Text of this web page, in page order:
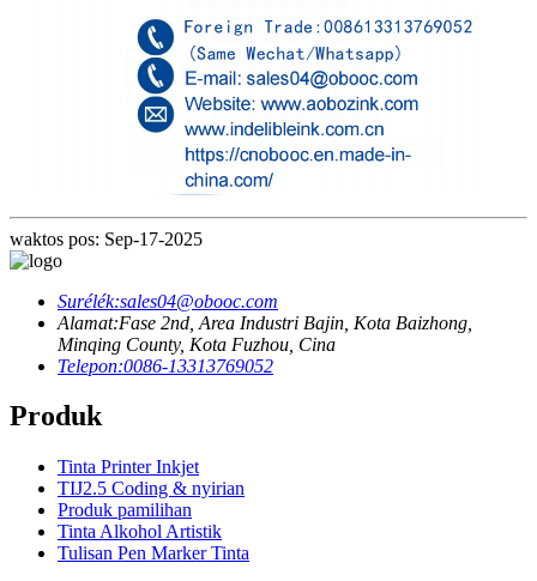
waktos pos: Sep-17-2025
Surélék:sales04@obooc.com
Alamat:Fase 2nd, Area Industri Bajin, Kota Baizhong,
Minqing County, Kota Fuzhou, Cina
Telepon:0086-13313769052
Produk
Tinta Printer Inkjet
TIJ2.5 Coding & nyirian
Produk pamilihan
Tinta Alkohol Artistik
Tulisan Pen Marker Tinta